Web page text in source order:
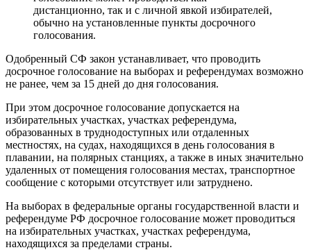
дистанционно, так и с личной явкой избирателей,
обычно на установленные пункты досрочного
голосования.
Одобренный СФ закон устанавливает, что проводить
досрочное голосование на выборах и референдумах возможно
не ранее, чем за 15 дней до дня голосования.
При этом досрочное голосование допускается на
избирательных участках, участках референдума,
образованных в труднодоступных или отдаленных
местностях, на судах, находящихся в день голосования в
плавании, на полярных станциях, а также в иных значительно
удаленных от помещения голосования местах, транспортное
сообщение с которыми отсутствует или затруднено.
На выборах в федеральные органы государственной власти и
референдуме РФ досрочное голосование может проводиться
на избирательных участках, участках референдума,
находящихся за пределами страны.